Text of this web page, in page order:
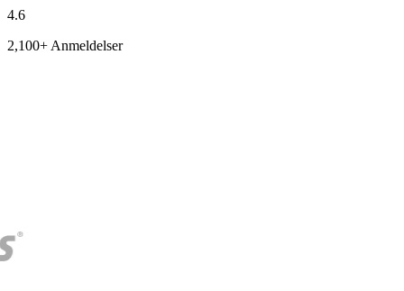
4.6
2,100+ Anmeldelser